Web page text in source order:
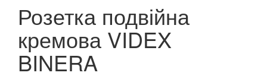
Розетка подвійна
кремова VIDEX
BINERA